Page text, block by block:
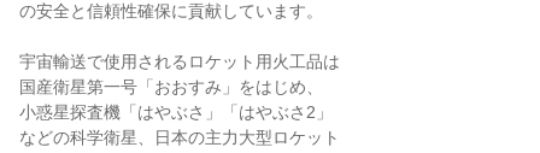
の安全と信頼性確保に貢献しています。
宇宙輸送で使用されるロケット用火工品は
国産衛星第一号「おおすみ」をはじめ、
小惑星探査機「はやぶさ」「はやぶさ2」
などの科学衛星、日本の主力大型ロケット